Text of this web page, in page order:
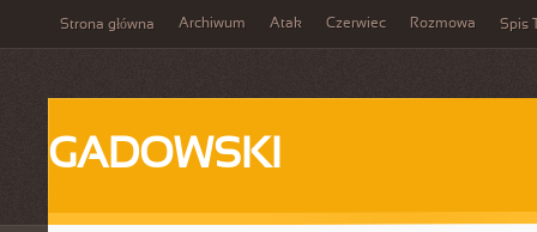
Strona główna Archiwum Atak Czerwiec Rozmowa Spis
GADOWSKI